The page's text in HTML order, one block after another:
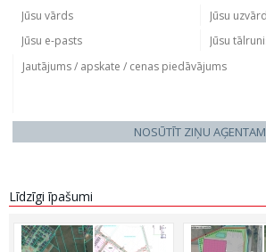
NOSŪTĪT ZIŅU AĢENTAM
Līdzīgi īpašumi